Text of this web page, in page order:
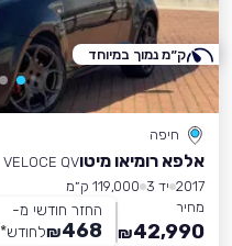
חיפה
אלפא רומיאו מיטוVELOCE QV
2017 יד 3
119,000 ק״מ
מחיר
42,990
₪
החזר חודשי מ-
468
₪לחודש*
ק״מ נמוך במיוחד